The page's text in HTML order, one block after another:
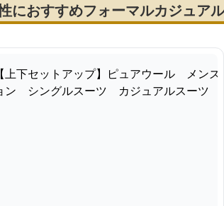
におすすめフォーマルカジュア